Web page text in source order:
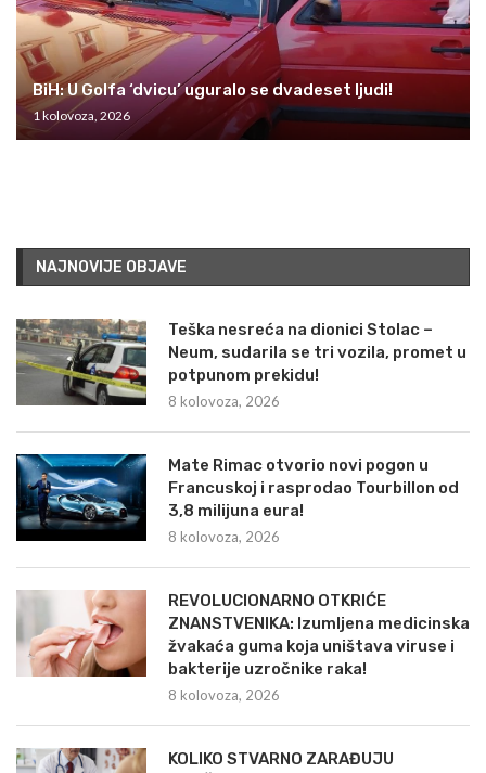
BiH: U Golfa ‘dvicu’ uguralo se dvadeset ljudi!
1 kolovoza, 2026
NAJNOVIJE OBJAVE
Teška nesreća na dionici Stolac –
Neum, sudarila se tri vozila, promet u
potpunom prekidu!
8 kolovoza, 2026
Mate Rimac otvorio novi pogon u
Francuskoj i rasprodao Tourbillon od
3,8 milijuna eura!
8 kolovoza, 2026
REVOLUCIONARNO OTKRIĆE
ZNANSTVENIKA: Izumljena medicinska
žvakaća guma koja uništava viruse i
bakterije uzročnike raka!
8 kolovoza, 2026
KOLIKO STVARNO ZARAĐUJU